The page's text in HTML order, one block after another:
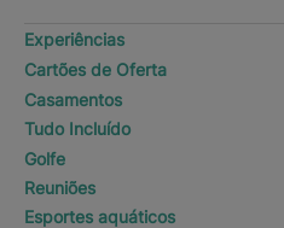
Experiências
Cartões de Oferta
Casamentos
Tudo Incluído
Golfe
Reuniões
Esportes aquáticos